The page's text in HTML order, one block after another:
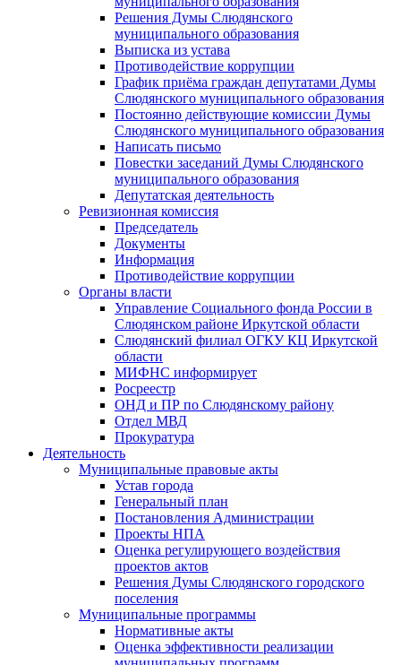
Решения Думы Слюдянского
муниципального образования
Выписка из устава
Противодействие коррупции
График приёма граждан депутатами Думы
Слюдянского муниципального образования
Постоянно действующие комиссии Думы
Слюдянского муниципального образования
Написать письмо
Повестки заседаний Думы Слюдянского
муниципального образования
Депутатская деятельность
Ревизионная комиссия
Председатель
Документы
Информация
Противодействие коррупции
Органы власти
Управление Социального фонда России в
Слюдянском районе Иркутской области
Слюдянский филиал ОГКУ КЦ Иркутской
области
МИФНС информирует
Росреестр
ОНД и ПР по Слюдянскому району
Отдел МВД
Прокуратура
Деятельность
Муниципальные правовые акты
Устав города
Генеральный план
Постановления Администрации
Проекты НПА
Оценка регулирующего воздействия
проектов актов
Решения Думы Слюдянского городского
поселения
Муниципальные программы
Нормативные акты
Оценка эффективности реализации